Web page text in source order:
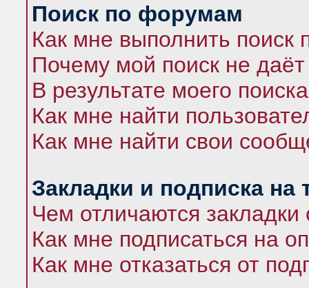
Поиск по форумам
Как мне выполнить
Почему мой поиск не даёт
В результате моего
Как мне найти
Как мне найти свои
Закладки и подписка на
Чем отличаются закладки
Как мне подписаться на
Как мне отказаться от